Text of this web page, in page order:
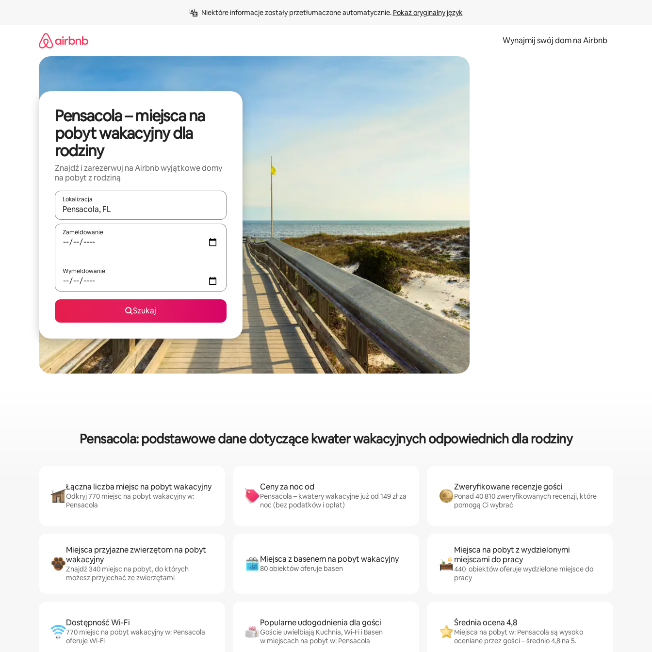
Niektóre informacje zostały przetłumaczone automatycznie. Pokaż oryginalny język
Wynajmij swój dom na Airbnb
Pensacola – miejsca na
pobyt wakacyjny dla
rodziny
Znajdź i zarezerwuj na Airbnb wyjątkowe domy
na pobyt z rodziną
Lokalizacja
Gdy wyniki będą dostępne, możesz poruszać się po nich za pomocą klawiszy strzałek w górę i w dół lub przeglądać je za pomocą gestów dotykowych lub przesuwania.
Zameldowanie
Wymeldowanie
Szukaj
Pensacola: podstawowe dane dotyczące kwater wakacyjnych odpowiednich dla rodziny
Łączna liczba miejsc na pobyt wakacyjny
Odkryj 770 miejsc na pobyt wakacyjny w:
Pensacola
Ceny za noc od
Pensacola – kwatery wakacyjne już od 149 zł za
noc (bez podatków i opłat)
Zweryfikowane recenzje gości
Ponad 40 810 zweryfikowanych recenzji, które
pomogą Ci wybrać
Miejsca przyjazne zwierzętom na pobyt
wakacyjny
Znajdź 340 miejsc na pobyt, do których
możesz przyjechać ze zwierzętami
Miejsca z basenem na pobyt wakacyjny
80 obiektów oferuje basen
Miejsca na pobyt z wydzielonymi
miejscami do pracy
440 obiektów oferuje wydzielone miejsce do
pracy
Dostępność Wi-Fi
770 miejsc na pobyt wakacyjny w: Pensacola
oferuje Wi-Fi
Popularne udogodnienia dla gości
Goście uwielbiają Kuchnia, Wi-Fi i Basen
w miejscach na pobyt w: Pensacola
Średnia ocena 4,8
Miejsca na pobyt w: Pensacola są wysoko
oceniane przez gości – średnio 4,8 na 5.